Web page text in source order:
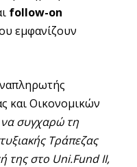
follow-on
εμφανίζουν
και Οικονομικών
να συγχαρώ τη
Τράπεζας
της στο Uni.Fund II,